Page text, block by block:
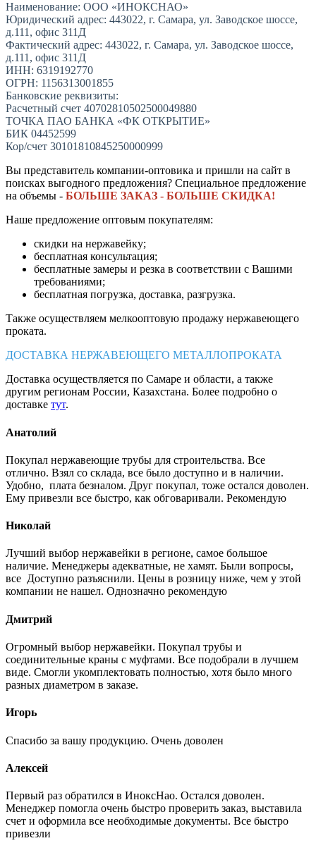
Наименование: ООО «ИНОКСНАО»
Юридический адрес: 443022, г. Самара, ул. Заводское шоссе,
д.111, офис 311Д
Фактический адрес: 443022, г. Самара, ул. Заводское шоссе,
д.111, офис 311Д
ИНН: 6319192770
ОГРН: 1156313001855
Банковские реквизиты:
Расчетный счет 40702810502500049880
ТОЧКА ПАО БАНКА «ФК ОТКРЫТИЕ»
БИК 04452599
Кор/счет 30101810845250000999
Вы представитель компании-оптовика и пришли на сайт в
поисках выгодного предложения? Специальное предложение
на объемы - БОЛЬШЕ ЗАКАЗ - БОЛЬШЕ СКИДКА!
Наше предложение оптовым покупателям:
скидки на нержавейку;
бесплатная консультация;
бесплатные замеры и резка в соответствии с Вашими
требованиями;
бесплатная погрузка, доставка, разгрузка.
Также осуществляем мелкооптовую продажу нержавеющего
проката.
ДОСТАВКА НЕРЖАВЕЮЩЕГО МЕТАЛЛОПРОКАТА
Доставка осуществляется по Самаре и области, а также
другим регионам России, Казахстана. Более подробно о
доставке тут.
Анатолий
Покупал нержавеющие трубы для строительства. Все
отлично. Взял со склада, все было доступно и в наличии.
Удобно, плата безналом. Друг покупал, тоже остался доволен.
Ему привезли все быстро, как обговаривали. Рекомендую
Николай
Лучший выбор нержавейки в регионе, самое большое
наличие. Менеджеры адекватные, не хамят. Были вопросы,
все Доступно разъяснили. Цены в розницу ниже, чем у этой
компании не нашел. Однозначно рекомендую
Дмитрий
Огромный выбор нержавейки. Покупал трубы и
соединительные краны с муфтами. Все подобрали в лучшем
виде. Смогли укомплектовать полностью, хотя было много
разных диаметром в заказе.
Игорь
Спасибо за вашу продукцию. Очень доволен
Алексей
Первый раз обратился в ИноксНао. Остался доволен.
Менеджер помогла очень быстро проверить заказ, выставила
счет и оформила все необходимые документы. Все быстро
привезли